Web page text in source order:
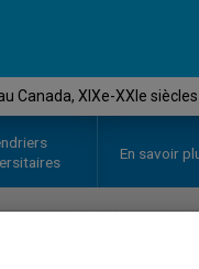
Canada, XIXe-XXIe siècles
En savoir